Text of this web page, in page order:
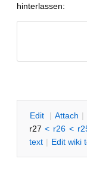
hinterlassen:
Edit | Attach |
r27 < r26 <
text | Edit wiki